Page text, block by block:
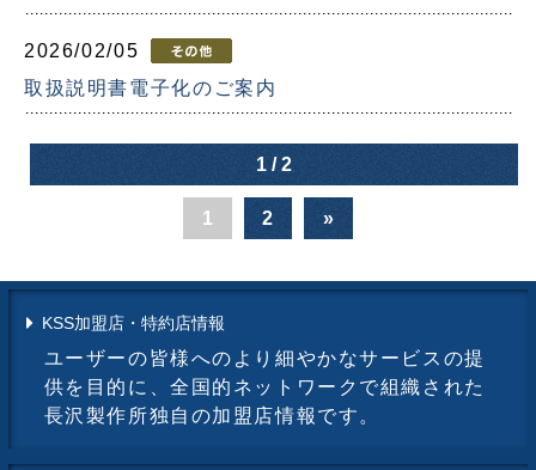
2026/02/05
取扱説明書電子化のご案内
1 / 2
1 2 »
KSS加盟店・特約店情報
ユーザーの皆様へのより細やかなサービスの提
供を目的に、全国的ネットワークで組織された
長沢製作所独自の加盟店情報です。